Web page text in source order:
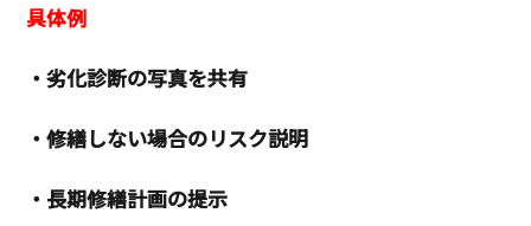
具体例
・劣化診断の写真を共有
・修繕しない場合のリスク説明
・長期修繕計画の提示